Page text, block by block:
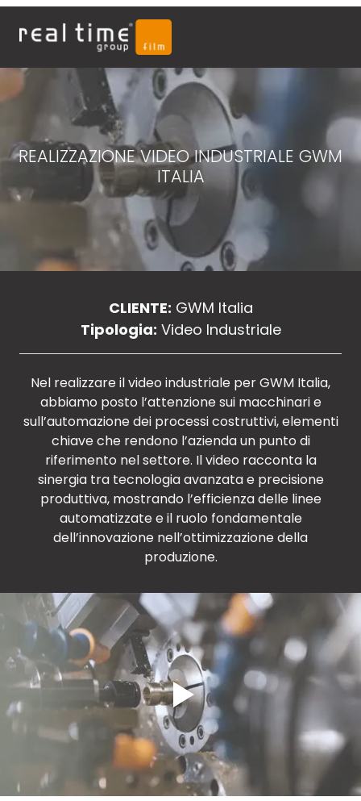
REALIZZAZIONE VIDEO INDUSTRIALE GWM
ITALIA
CLIENTE: GWM Italia
Tipologia: Video Industriale
Nel realizzare il video industriale per GWM Italia,
abbiamo posto l’attenzione sui macchinari e
sull’automazione dei processi costruttivi, elementi
chiave che rendono l’azienda un punto di
riferimento nel settore. Il video racconta la
sinergia tra tecnologia avanzata e precisione
produttiva, mostrando l’efficienza delle linee
automatizzate e il ruolo fondamentale
dell’innovazione nell’ottimizzazione della
produzione.